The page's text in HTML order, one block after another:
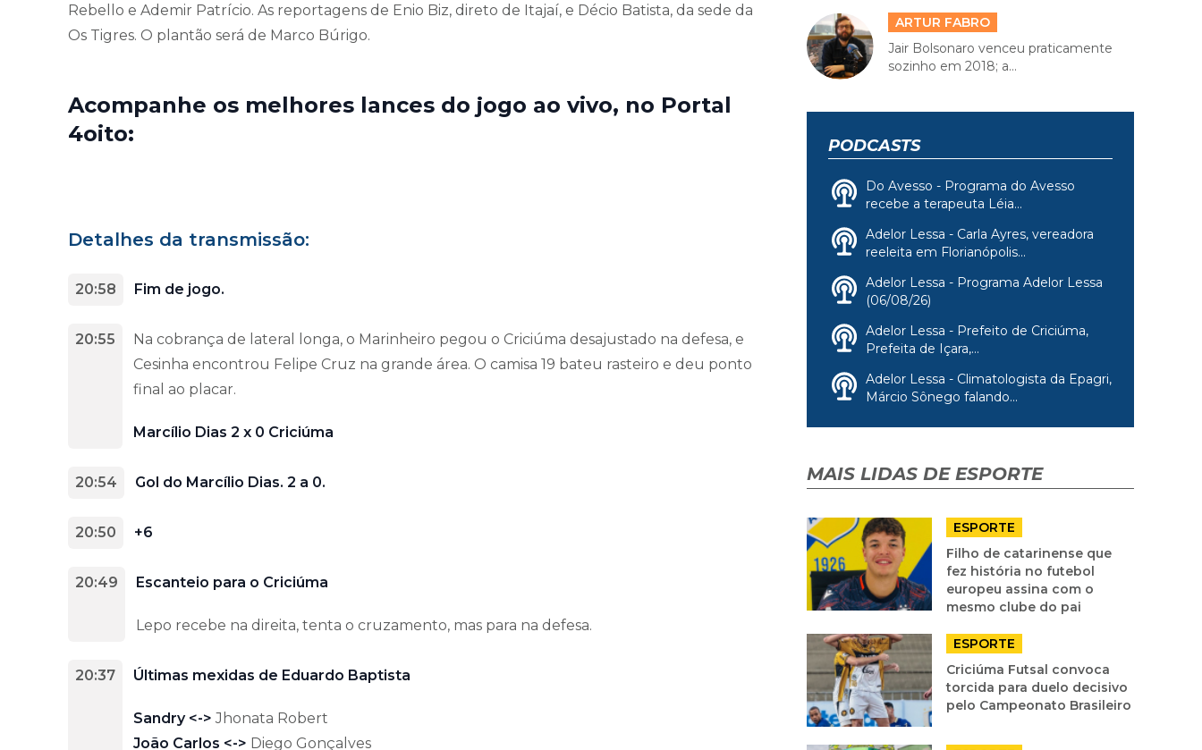
Rebello e Ademir Patrício. As reportagens de Enio Biz, direto de Itajaí, e Décio Batista, da sede da
Os Tigres. O plantão será de Marco Búrigo.
Acompanhe os melhores lances do jogo ao vivo, no Portal
4oito:
Detalhes da transmissão:
20:58 Fim de jogo.
20:55
Na cobrança de lateral longa, o Marinheiro pegou o Criciúma desajustado na defesa, e
Cesinha encontrou Felipe Cruz na grande área. O camisa 19 bateu rasteiro e deu ponto
final ao placar.
Marcílio Dias 2 x 0 Criciúma
20:54 Gol do Marcílio Dias. 2 a 0.
20:50 +6
20:49 Escanteio para o Criciúma
Lepo recebe na direita, tenta o cruzamento, mas para na defesa.
20:37 Últimas mexidas de Eduardo Baptista
Sandry <->Jhonata Robert
João Carlos <-> Diego Gonçalves
ARTUR FABRO
Jair Bolsonaro venceu praticamente
sozinho em 2018; a...
PODCASTS
Do Avesso - Programa do Avesso
recebe a terapeuta Léia...
Adelor Lessa - Carla Ayres, vereadora
reeleita em Florianópolis...
Adelor Lessa - Programa Adelor Lessa
(06/08/26)
Adelor Lessa - Prefeito de Criciúma,
Prefeita de Içara,...
Adelor Lessa - Climatologista da Epagri,
Márcio Sônego falando...
MAIS LIDAS DE ESPORTE
ESPORTE
Filho de catarinense que
fez história no futebol
europeu assina com o
mesmo clube do pai
ESPORTE
Criciúma Futsal convoca
torcida para duelo decisivo
pelo Campeonato Brasileiro